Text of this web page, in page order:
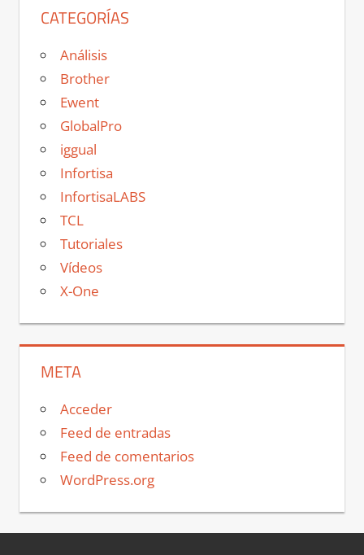
CATEGORÍAS
Análisis
Brother
Ewent
GlobalPro
iggual
Infortisa
InfortisaLABS
TCL
Tutoriales
Vídeos
X-One
META
Acceder
Feed de entradas
Feed de comentarios
WordPress.org